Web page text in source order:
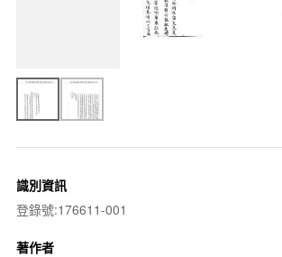
識別資訊
登錄號:176611-001
著作者